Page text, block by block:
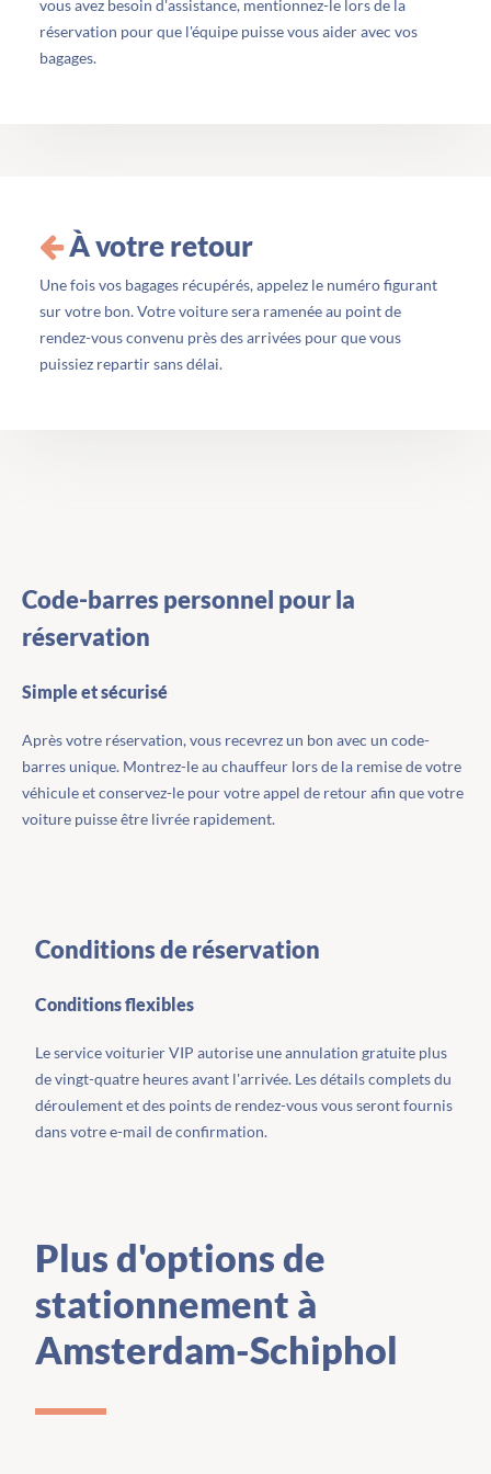
vous avez besoin d'assistance, mentionnez-le lors de la
réservation pour que l'équipe puisse vous aider avec vos
bagages.
À votre retour
Une fois vos bagages récupérés, appelez le numéro figurant
sur votre bon. Votre voiture sera ramenée au point de
rendez-vous convenu près des arrivées pour que vous
puissiez repartir sans délai.
Code-barres personnel pour la
réservation
Simple et sécurisé
Après votre réservation, vous recevrez un bon avec un code-
barres unique. Montrez-le au chauffeur lors de la remise de votre
véhicule et conservez-le pour votre appel de retour afin que votre
voiture puisse être livrée rapidement.
Conditions de réservation
Conditions flexibles
Le service voiturier VIP autorise une annulation gratuite plus
de vingt-quatre heures avant l'arrivée. Les détails complets du
déroulement et des points de rendez-vous vous seront fournis
dans votre e-mail de confirmation.
Plus d'options de
stationnement à
Amsterdam-Schiphol